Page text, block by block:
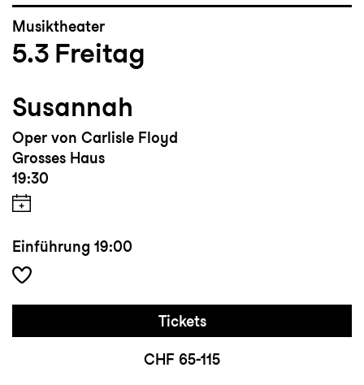
Musiktheater
5.3 Freitag
Susannah
Oper von Carlisle Floyd
Grosses Haus
19:30
Einführung 19:00
Tickets
CHF 65-115